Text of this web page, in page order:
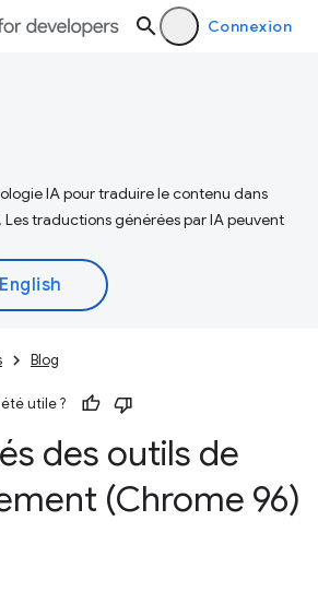
Connexion
IA pour traduire le contenu dans
traductions générées par IA peuvent
Blog
utile ?
des outils de
(Chrome 96)